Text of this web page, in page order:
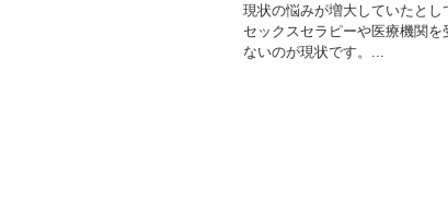
現状の悩みが増大していたとし
セックスセラピーや医療機関を
ないのが現状です。...